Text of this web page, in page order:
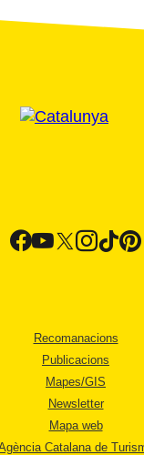
Recomanacions
Publicacions
Mapes/GIS
Newsletter
Mapa web
Catalana de